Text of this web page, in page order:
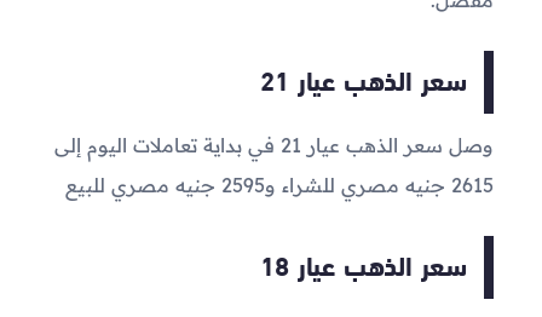
سعر الذهب عيار 21
وصل سعر الذهب عيار 21 في بداية تعاملات اليوم إلى
2615 جنيه مصري للشراء و2595 جنيه مصري للبيع
سعر الذهب عيار 18